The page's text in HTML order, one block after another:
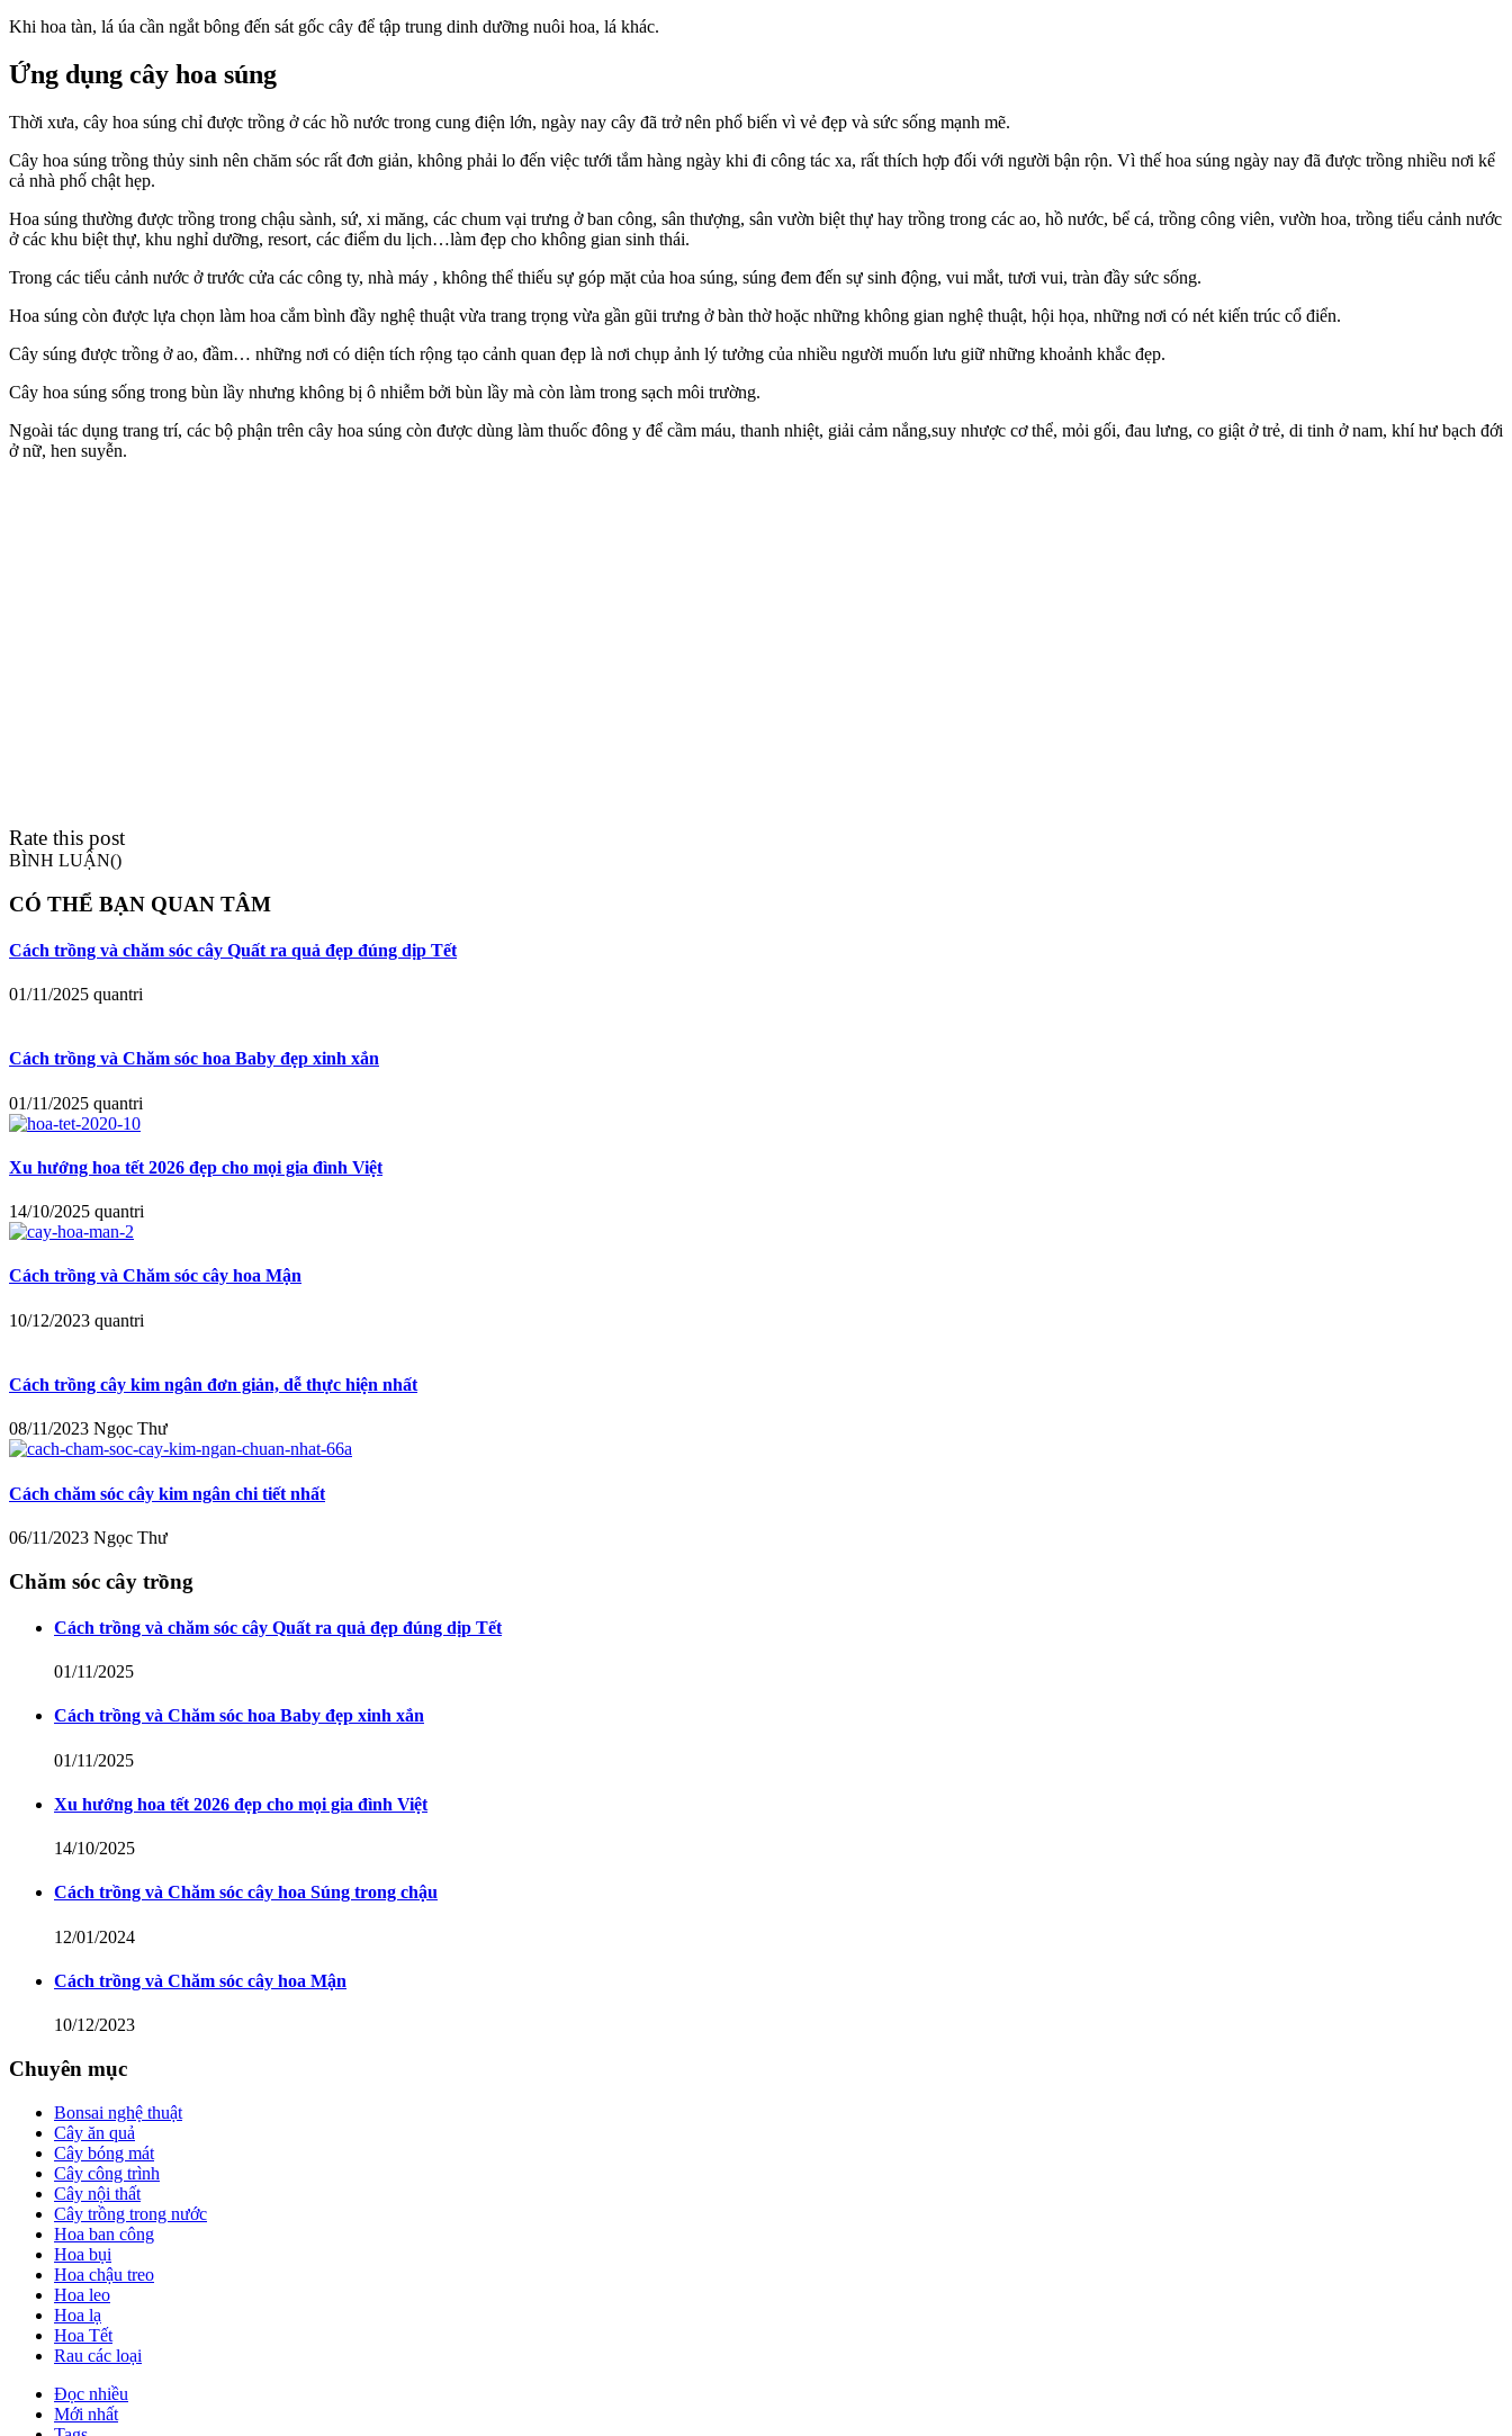
Khi hoa tàn, lá úa cần ngắt bông đến sát gốc cây để tập trung dinh dưỡng nuôi hoa, lá khác.
Ứng dụng cây hoa súng
Thời xưa, cây hoa súng chỉ được trồng ở các hồ nước trong cung điện lớn, ngày nay cây đã trở nên phổ biến vì vẻ đẹp và sức sống mạnh mẽ.
Cây hoa súng trồng thủy sinh nên chăm sóc rất đơn giản, không phải lo đến việc tưới tắm hàng ngày khi đi công tác xa, rất thích hợp đối với người bận rộn. Vì thế hoa súng ngày nay đã được trồng nhiều nơi kể
cả nhà phố chật hẹp.
Hoa súng thường được trồng trong chậu sành, sứ, xi măng, các chum vại trưng ở ban công, sân thượng, sân vườn biệt thự hay trồng trong các ao, hồ nước, bể cá, trồng công viên, vườn hoa, trồng tiểu cảnh nước
ở các khu biệt thự, khu nghỉ dưỡng, resort, các điểm du lịch…làm đẹp cho không gian sinh thái.
Trong các tiểu cảnh nước ở trước cửa các công ty, nhà máy , không thể thiếu sự góp mặt của hoa súng, súng đem đến sự sinh động, vui mắt, tươi vui, tràn đầy sức sống.
Hoa súng còn được lựa chọn làm hoa cắm bình đầy nghệ thuật vừa trang trọng vừa gần gũi trưng ở bàn thờ hoặc những không gian nghệ thuật, hội họa, những nơi có nét kiến trúc cổ điển.
Cây súng được trồng ở ao, đầm… những nơi có diện tích rộng tạo cảnh quan đẹp là nơi chụp ảnh lý tưởng của nhiều người muốn lưu giữ những khoảnh khắc đẹp.
Cây hoa súng sống trong bùn lầy nhưng không bị ô nhiễm bởi bùn lầy mà còn làm trong sạch môi trường.
Ngoài tác dụng trang trí, các bộ phận trên cây hoa súng còn được dùng làm thuốc đông y để cầm máu, thanh nhiệt, giải cảm nắng,suy nhược cơ thể, mỏi gối, đau lưng, co giật ở trẻ, di tinh ở nam, khí hư bạch đới
ở nữ, hen suyễn.
Rate this post
BÌNH LUẬN()
CÓ THỂ BẠN QUAN TÂM
Cách trồng và chăm sóc cây Quất ra quả đẹp đúng dịp Tết
01/11/2025 quantri
Cách trồng và Chăm sóc hoa Baby đẹp xinh xắn
01/11/2025 quantri
Xu hướng hoa tết 2026 đẹp cho mọi gia đình Việt
14/10/2025 quantri
Cách trồng và Chăm sóc cây hoa Mận
10/12/2023 quantri
Cách trồng cây kim ngân đơn giản, dễ thực hiện nhất
08/11/2023 Ngọc Thư
Cách chăm sóc cây kim ngân chi tiết nhất
06/11/2023 Ngọc Thư
Chăm sóc cây trồng
Cách trồng và chăm sóc cây Quất ra quả đẹp đúng dịp Tết
01/11/2025
Cách trồng và Chăm sóc hoa Baby đẹp xinh xắn
01/11/2025
Xu hướng hoa tết 2026 đẹp cho mọi gia đình Việt
14/10/2025
Cách trồng và Chăm sóc cây hoa Súng trong chậu
12/01/2024
Cách trồng và Chăm sóc cây hoa Mận
10/12/2023
Chuyên mục
Bonsai nghệ thuật
Cây ăn quả
Cây bóng mát
Cây công trình
Cây nội thất
Cây trồng trong nước
Hoa ban công
Hoa bụi
Hoa chậu treo
Hoa leo
Hoa lạ
Hoa Tết
Rau các loại
Đọc nhiều
Mới nhất